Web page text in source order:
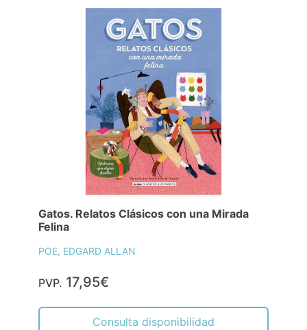
Gatos. Relatos Clásicos con una Mirada
Felina
POE, EDGARD ALLAN
PVP. 17,95€
Consulta disponibilidad